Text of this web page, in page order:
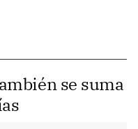
se suma